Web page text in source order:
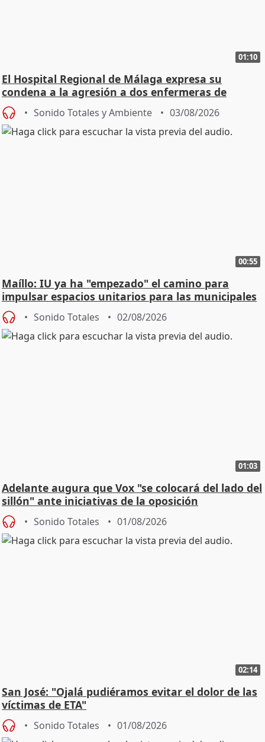
01:10
El Hospital Regional de Málaga expresa su
condena a la agresión a dos enfermeras de
Urgencias
Sonido Totales y Ambiente 03/08/2026
00:55
Maíllo: IU ya ha "empezado" el camino para
impulsar espacios unitarios para las municipales
Sonido Totales 02/08/2026
01:03
Adelante augura que Vox "se colocará del lado del
sillón" ante iniciativas de la oposición
Sonido Totales 01/08/2026
02:14
San José: "Ojalá pudiéramos evitar el dolor de las
víctimas de ETA"
Sonido Totales 01/08/2026